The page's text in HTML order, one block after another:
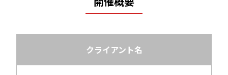
クライアント名